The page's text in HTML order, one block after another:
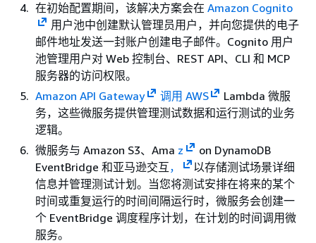
在初始配置期间，该解决方案会在 Amazon Cognito
用户池中创建默认管理员用户，并向您提供的电子
邮件地址发送一封账户创建电子邮件。Cognito 用户
池管理用户对 Web 控制台、REST API、CLI 和 MCP
服务器的访问权限。
Amazon API Gateway
调用 AWS
Lambda 微服
务，这些微服务提供管理测试数据和运行测试的业务
逻辑。
微服务与 Amazon S3、Ama z
on DynamoDB
EventBridge 和亚马逊交互，
以存储测试场景详细
信息并管理测试计划。当您将测试安排在将来的某个
时间或重复运行的时间间隔运行时，微服务会创建一
个 EventBridge 调度程序计划，在计划的时间调用微
服务。